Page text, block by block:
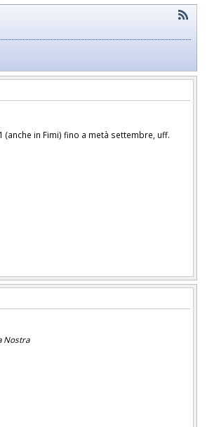
in Fimi) fino a metà settembre, uff.
Nostra